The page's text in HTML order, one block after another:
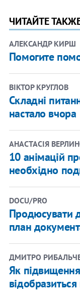
ЧИТАЙТЕ
АЛЕКСАНДР КИРШ
Помогите
ВІКТОР КРУГЛОВ
Складні
настало вчора
АНАСТАСІЯ
10 анімацій
необхідно
DOCU/PRO
Продюсувати
план
ДМИТРО
Як
відобразиться